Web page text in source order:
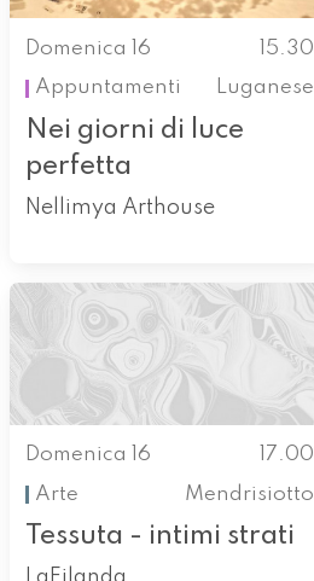
Domenica 16
15.30
Appuntamenti
Luganese
Nei giorni di luce
perfetta
Nellimya Arthouse
Domenica 16
17.00
Arte
Mendrisiotto
Tessuta - intimi strati